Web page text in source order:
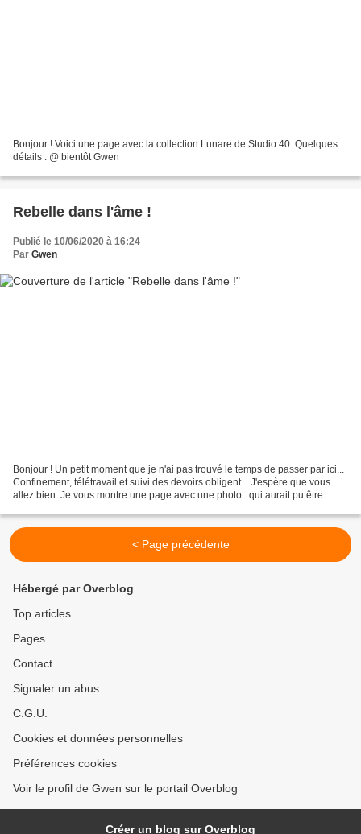
Bonjour ! Voici une page avec la collection Lunare de Studio 40. Quelques
détails : @ bientôt Gwen
Rebelle dans l'âme !
Publié le 10/06/2020 à 16:24
Par Gwen
Bonjour ! Un petit moment que je n'ai pas trouvé le temps de passer par ici...
Confinement, télétravail et suivi des devoirs obligent... J'espère que vous
allez bien. Je vous montre une page avec une photo...qui aurait pu être
< Page précédente
Hébergé par Overblog
Top articles
Pages
Contact
Signaler un abus
C.G.U.
Cookies et données personnelles
Préférences cookies
Voir le profil de Gwen sur le portail Overblog
Créer un blog sur Overblog